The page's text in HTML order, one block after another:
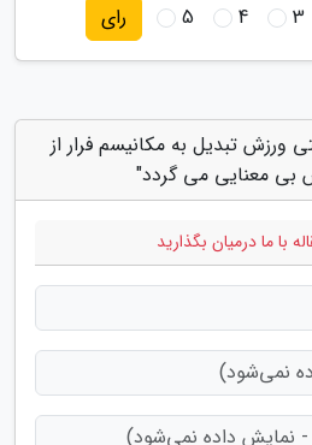
3
4
5 رای
ورزش تبدیل به مکانیسم فرار از
معنایی می گردد"
با ما درمیان بگذارید